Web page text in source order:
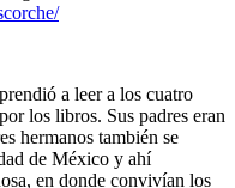
a leer a los cuatro
los libros. Sus padres eran
hermanos también se
de México y ahí
en donde convivían los